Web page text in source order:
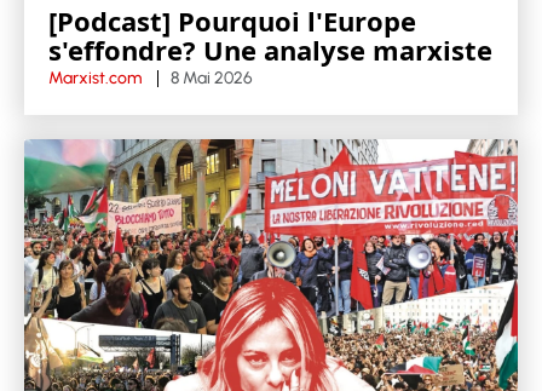
[Podcast] Pourquoi l'Europe
s'effondre? Une analyse marxiste
Marxist.com 8 Mai 2026